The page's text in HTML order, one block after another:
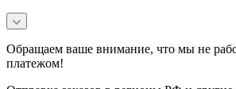
Обращаем ваше внимание, что мы не
платежом!